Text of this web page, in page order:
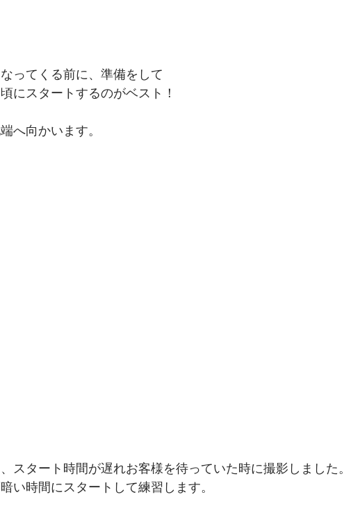
ってくる前に、準備をして
にスタートするのがベスト！
へ向かいます。
スタート時間が遅れお客様を待っていた時に撮影しました。
い時間にスタートして練習します。